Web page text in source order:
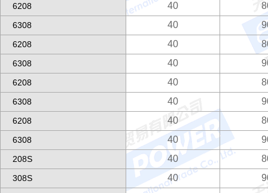
6208 40
6308 40
6208 40
6308 40
6208 40
6308 40
6208 40
6308 40
208S 40
308S 40